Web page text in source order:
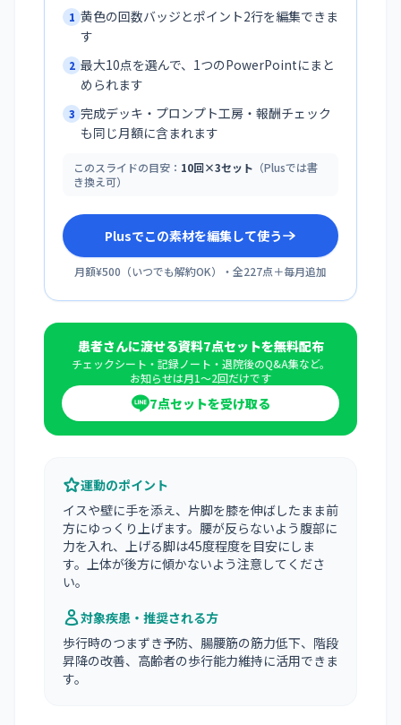
1 黄色の回数バッジとポイント2行を編集できま
す
2 最大10点を選んで、1つのPowerPointにまと
められます
3 完成デッキ・プロンプト工房・報酬チェック
も同じ月額に含まれます
このスライドの目安： 10回×3セット （Plusでは書
き換え可）
Plusでこの素材を編集して使う
月額¥500 （いつでも解約OK）・全227点＋毎月追加
患者さんに渡せる資料7点セットを無料配布
チェックシート・記録ノート・退院後のQ&A集など。
お知らせは月1〜2回だけです
7点セットを受け取る
運動のポイント
イスや壁に手を添え、片脚を膝を伸ばしたまま前
方にゆっくり上げます。腰が反らないよう腹部に
力を入れ、上げる脚は45度程度を目安にしま
す。上体が後方に傾かないよう注意してくださ
い。
対象疾患・推奨される方
歩行時のつまずき予防、腸腰筋の筋力低下、階段
昇降の改善、高齢者の歩行能力維持に活用できま
す。